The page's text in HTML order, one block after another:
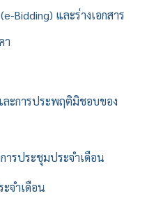
Bidding) และร่างเอกสาร
า
ละการประพฤติมิชอบของ
ารประชุมประจำเดือน
จำเดือน